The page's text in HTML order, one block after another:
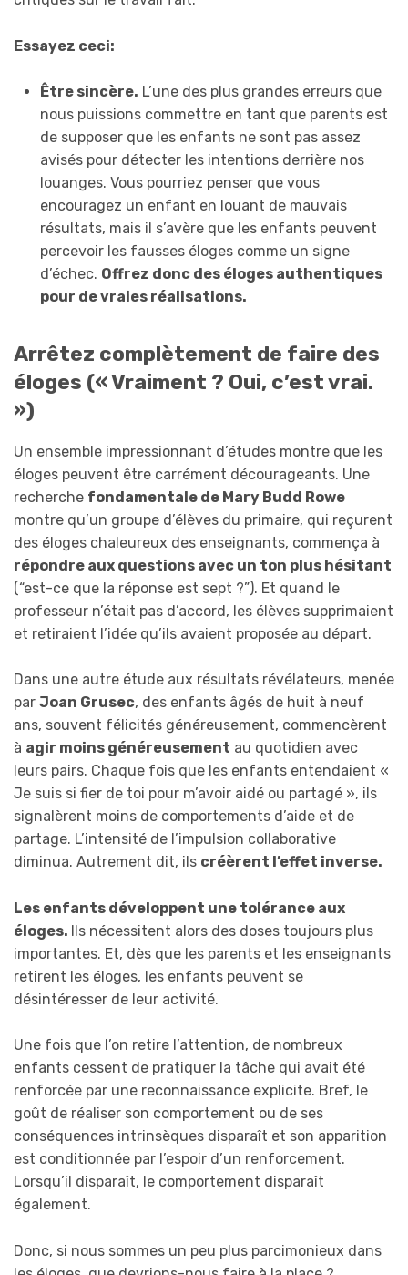
Essayez ceci:
Être sincère. L’une des plus grandes erreurs que
nous puissions commettre en tant que parents est
de supposer que les enfants ne sont pas assez
avisés pour détecter les intentions derrière nos
louanges. Vous pourriez penser que vous
encouragez un enfant en louant de mauvais
résultats, mais il s’avère que les enfants peuvent
percevoir les fausses éloges comme un signe
d’échec. Offrez donc des éloges authentiques
pour de vraies réalisations.
Arrêtez complètement de faire des
éloges (« Vraiment ? Oui, c’est vrai.
»)
Un ensemble impressionnant d’études montre que les
éloges peuvent être carrément décourageants. Une
recherche fondamentale de Mary Budd Rowe
montre qu’un groupe d’élèves du primaire, qui reçurent
des éloges chaleureux des enseignants, commença à
répondre aux questions avec un ton plus hésitant
(“est-ce que la réponse est sept ?”). Et quand le
professeur n’était pas d’accord, les élèves supprimaient
et retiraient l’idée qu’ils avaient proposée au départ.
Dans une autre étude aux résultats révélateurs, menée
par Joan Grusec, des enfants âgés de huit à neuf
ans, souvent félicités généreusement, commencèrent
à agir moins généreusement au quotidien avec
leurs pairs. Chaque fois que les enfants entendaient «
Je suis si fier de toi pour m’avoir aidé ou partagé », ils
signalèrent moins de comportements d’aide et de
partage. L’intensité de l’impulsion collaborative
diminua. Autrement dit, ils créèrent l’effet inverse.
Les enfants développent une tolérance aux
éloges. Ils nécessitent alors des doses toujours plus
importantes. Et, dès que les parents et les enseignants
retirent les éloges, les enfants peuvent se
désintéresser de leur activité.
Une fois que l’on retire l’attention, de nombreux
enfants cessent de pratiquer la tâche qui avait été
renforcée par une reconnaissance explicite. Bref, le
goût de réaliser son comportement ou de ses
conséquences intrinsèques disparaît et son apparition
est conditionnée par l’espoir d’un renforcement.
Lorsqu’il disparaît, le comportement disparaît
également.
Donc, si nous sommes un peu plus parcimonieux dans